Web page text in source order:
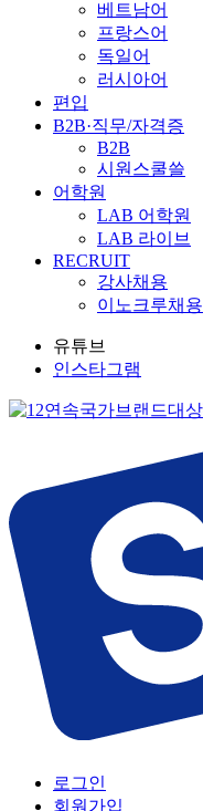
베트남어
프랑스어
독일어
러시아어
편입
B2B·직무/자격증
B2B
시원스쿨쓸
어학원
LAB 어학원
LAB 라이브
RECRUIT
강사채용
이노크루채용
유튜브
인스타그램
로그인
회원가입